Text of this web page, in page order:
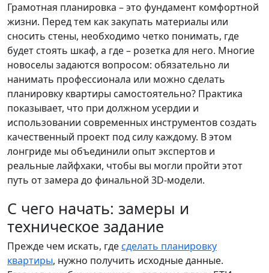
Грамотная планировка – это фундамент комфортной
жизни. Перед тем как закупать материалы или
сносить стены, необходимо четко понимать, где
будет стоять шкаф, а где – розетка для него. Многие
новоселы задаются вопросом: обязательно ли
нанимать профессионала или можно сделать
планировку квартиры самостоятельно? Практика
показывает, что при должном усердии и
использовании современных инструментов создать
качественный проект под силу каждому. В этом
лонгриде мы объединили опыт экспертов и
реальные лайфхаки, чтобы вы могли пройти этот
путь от замера до финальной 3D-модели.
С чего начать: замеры и
техническое задание
Прежде чем искать, гдесделать планировку
квартиры, нужно получить исходные данные.